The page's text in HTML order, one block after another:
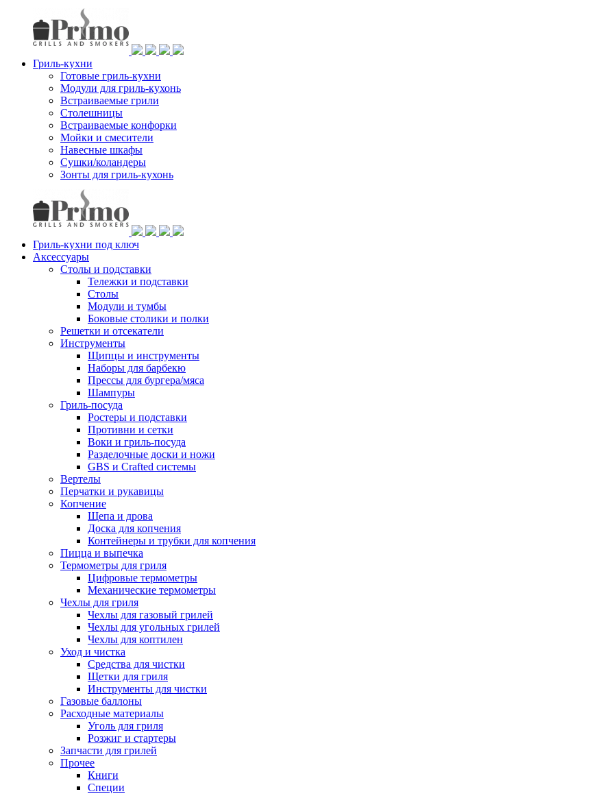
Гриль-кухни
Готовые гриль-кухни
Модули для гриль-кухонь
Встраиваемые грили
Столешницы
Встраиваемые конфорки
Мойки и смесители
Навесные шкафы
Сушки/коландеры
Зонты для гриль-кухонь
Гриль-кухни под ключ
Аксессуары
Столы и подставки
Тележки и подставки
Столы
Модули и тумбы
Боковые столики и полки
Решетки и отсекатели
Инструменты
Щипцы и инструменты
Наборы для барбекю
Прессы для бургера/мяса
Шампуры
Гриль-посуда
Ростеры и подставки
Противни и сетки
Воки и гриль-посуда
Разделочные доски и ножи
GBS и Crafted системы
Вертелы
Перчатки и рукавицы
Копчение
Щепа и дрова
Доска для копчения
Контейнеры и трубки для копчения
Пицца и выпечка
Термометры для гриля
Цифровые термометры
Механические термометры
Чехлы для гриля
Чехлы для газовый грилей
Чехлы для угольных грилей
Чехлы для коптилен
Уход и чистка
Средства для чистки
Щетки для гриля
Инструменты для чистки
Газовые баллоны
Расходные материалы
Уголь для гриля
Розжиг и стартеры
Запчасти для грилей
Прочее
Книги
Специи